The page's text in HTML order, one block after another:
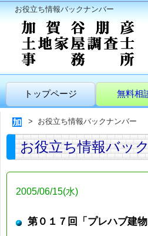
お役立ち情報バックナンバー
トップページ 無料相
お役立ち情報バックナンバー
お役立ち情報バッ
2005/06/15(水)
第０１７回「プレハブ建物